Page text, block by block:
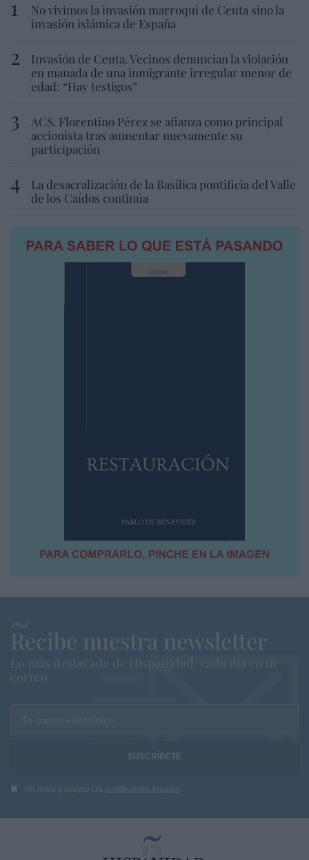
No vivimos la invasión marroquí de Ceuta sino la
invasión islámica de España
Invasión de Ceuta. Vecinos denuncian la violación
en manada de una inmigrante irregular menor de
edad: “Hay testigos”
ACS. Florentino Pérez se afianza como principal
accionista tras aumentar nuevamente su
participación
La desacralización de la Basílica pontificia del Valle
de los Caídos continúa
Recibe nuestra newsletter
Lo más destacado de Hispanidad, cada dia en tu
correo
Tu correo electrónico...
He leído y acepto las condiciones legales